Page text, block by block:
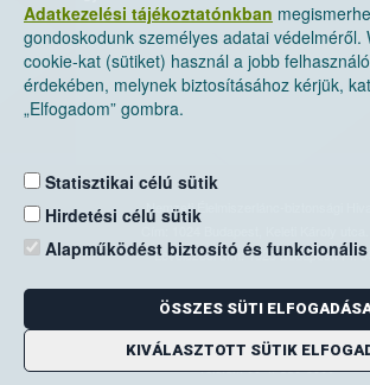
Adatkezelési tájékoztatónkban
gondoskodunk személyes adatai védelméről.
cookie-kat (sütiket) használ a jobb
érdekében, melynek biztosításához kérjük,
„Elfogadom” gombra.
Statisztikai célú sütik
Hirdetési célú sütik
Alapműködést biztosító és
ÖSSZES SÜTI
KIVÁLASZTOTT SÜTIK
Nemzeti Élelmiszerlánc-biztonsági
Levelezési cím: 1525 Budapest. Pf.
E-mail:
Zöld szám: 06-80/263-244
Telefon: 06-1/ 336-9000